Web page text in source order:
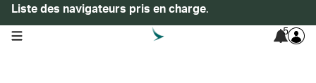
Liste des navigateurs pris en charge.
open navigation menu 5